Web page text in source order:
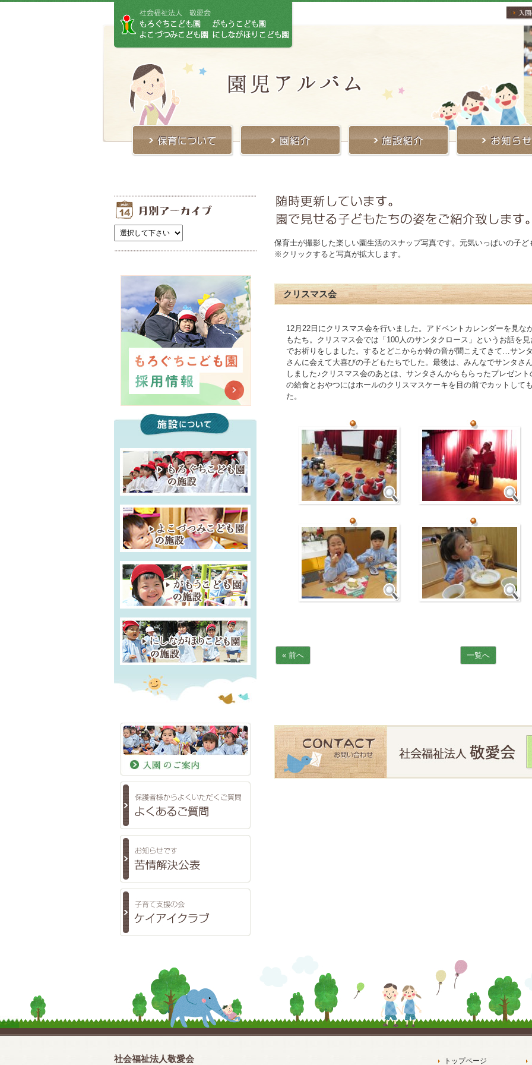
保育士が撮影した楽しい園生活のスナップ写真です。元気いっぱいの子
※クリックすると写真が拡大します。
クリスマス会
12月22日にクリスマス会を行いました。アドベントカレンダーを見な
もたち。クリスマス会では「100人のサンタクロース」というお話を
でお祈りをしました。するとどこからか鈴の音が聞こえてきて…サン
さんに会えて大喜びの子どもたちでした。最後は、みんなでサンタさ
しました♪クリスマス会のあとは、サンタさんからもらったプレゼン
の給食とおやつにはホールのクリスマスケーキを目の前でカットして
た。
« 前へ 一覧へ
社会福祉法人敬愛会 トップページ